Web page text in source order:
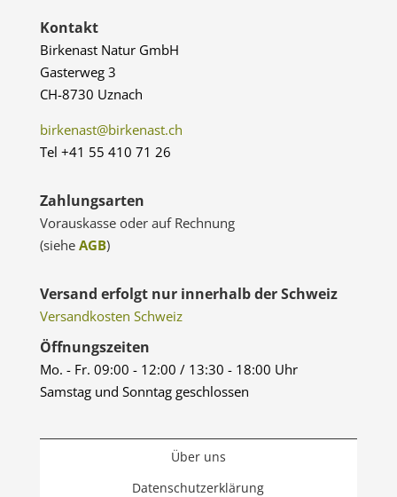
Kontakt
Birkenast Natur GmbH
Gasterweg 3
CH-8730 Uznach
birkenast@birkenast.ch
Tel +41 55 410 71 26
Zahlungsarten
Vorauskasse oder auf Rechnung
(siehe AGB)
Versand erfolgt nur innerhalb der Schweiz
Versandkosten Schweiz
Öffnungszeiten
Mo. - Fr. 09:00 - 12:00 / 13:30 - 18:00 Uhr
Samstag und Sonntag geschlossen
Über uns
Datenschutzerklärung